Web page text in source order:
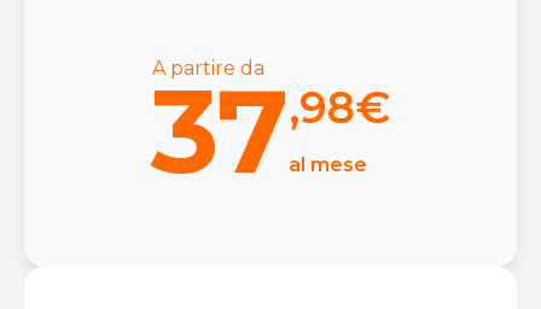
A partire da
37,98€
al mese